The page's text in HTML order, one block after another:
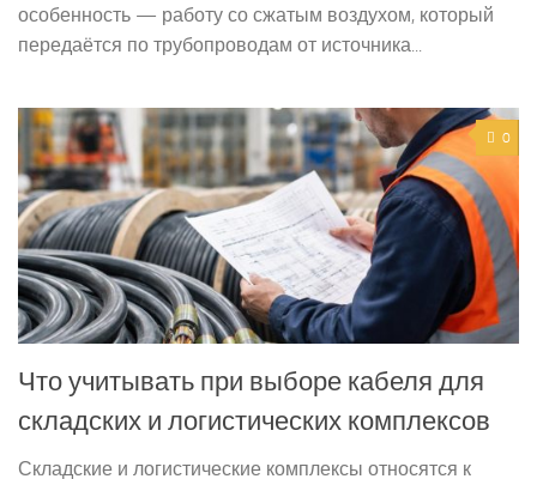
особенность — работу со сжатым воздухом, который
передаётся по трубопроводам от источника...
0
Что учитывать при выборе кабеля для
складских и логистических комплексов
Складские и логистические комплексы относятся к